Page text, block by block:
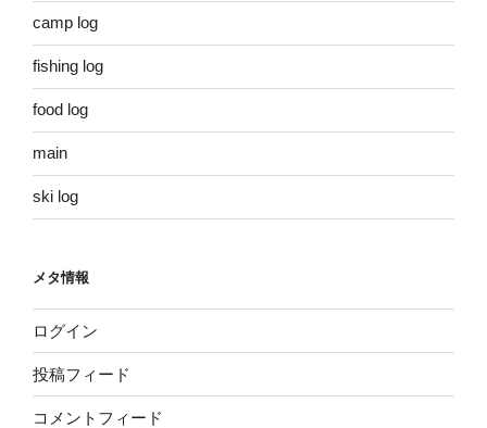
camp log
fishing log
food log
main
ski log
メタ情報
ログイン
投稿フィード
コメントフィード